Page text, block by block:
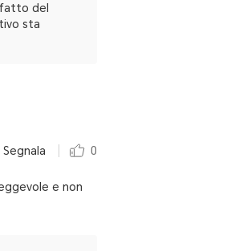
del
sta
Segnala 0
e non